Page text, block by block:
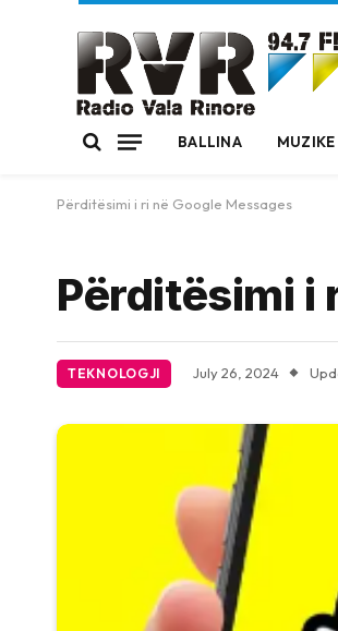
BALLINA MUZIKE
Përditësimi i ri në Google Messages
Përditësimi i
TEKNOLOGJI July 26, 2024